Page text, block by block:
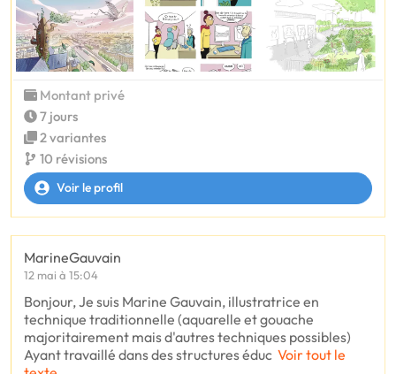
Montant privé
7 jours
2 variantes
10 révisions
Voir le profil
MarineGauvain
12 mai à 15:04
Bonjour, Je suis Marine Gauvain, illustratrice en
technique traditionnelle (aquarelle et gouache
majoritairement mais d'autres techniques possibles)
Ayant travaillé dans des structures éduc Voir tout le